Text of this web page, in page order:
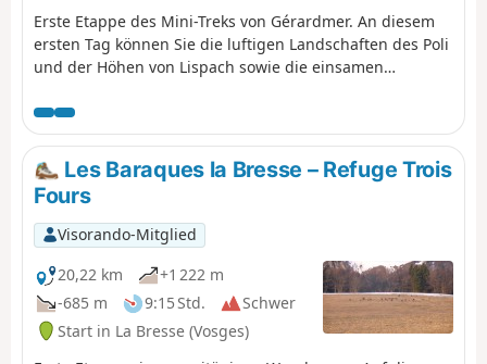
Erste Etappe des Mini-Treks von Gérardmer. An diesem
ersten Tag können Sie die luftigen Landschaften des Poli
und der Höhen von Lispach sowie die einsamen
Diese Etappe ermöglicht einen gleichmäßigen Fortschritt
zum Chalet des Champis, dem Ort der Unterkunft und
der Nachtruhe. Es ist auch eine Gelegenheit, eine Nacht
in einer unbewirtschafteten Hütte zu verbringen, die
(fast) alles zu bieten hat: abgeschieden und mindestens
30 Gehminuten von jeder Ortschaft entfernt, mitten in
den Strohhalmen, für alle zugänglich und das ganze
Jahr über...Sie ist ein Muss in dieser Gegend.
Les Baraques la Bresse – Refuge Trois
Fours
Visorando-Mitglied
20,22 km
+1 222 m
-685 m
9:15 Std.
Schwer
Start in La Bresse (Vosges)